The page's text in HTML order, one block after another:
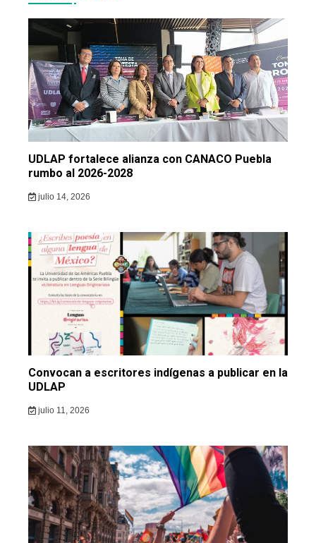
UDLAP fortalece alianza con CANACO Puebla
rumbo al 2026-2028
julio 14, 2026
Convocan a escritores indígenas a publicar en la
UDLAP
julio 11, 2026